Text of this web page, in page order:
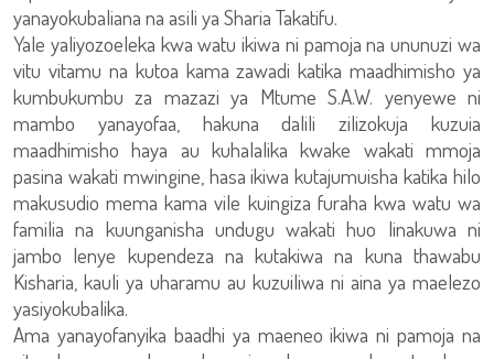
yanayokubaliana na asili ya Sharia Takatifu.
Yale yaliyozoeleka kwa watu ikiwa ni pamoja na ununuzi wa
vitu vitamu na kutoa kama zawadi katika maadhimisho ya
kumbukumbu za mazazi ya Mtume S.A.W. yenyewe ni
mambo yanayofaa, hakuna dalili zilizokuja kuzuia
maadhimisho haya au kuhalalika kwake wakati mmoja
pasina wakati mwingine, hasa ikiwa kutajumuisha katika hilo
makusudio mema kama vile kuingiza furaha kwa watu wa
familia na kuunganisha undugu wakati huo linakuwa ni
jambo lenye kupendeza na kutakiwa na kuna thawabu
Kisharia, kauli ya uharamu au kuzuiliwa ni aina ya maelezo
yasiyokubalika.
Ama yanayofanyika baadhi ya maeneo ikiwa ni pamoja na